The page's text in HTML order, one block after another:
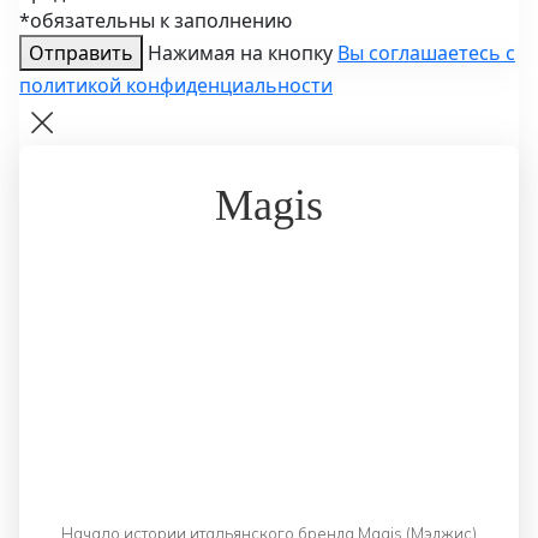
*обязательны к заполнению
Отправить
Нажимая на кнопку Вы соглашаетесь с
политикой конфиденциальности
Magis
Начало истории итальянского бренда Magis (Мэджис)